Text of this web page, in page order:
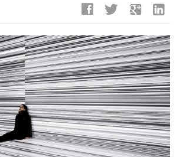
facebook twitter google linkedin